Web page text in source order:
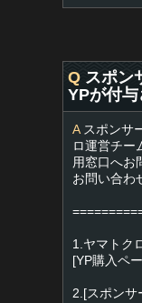
Q スポン
YPが付
Aスポンサ
ロ運営チー
用窓口へお
お問い合わ
1.ヤマトク
[YP購入ペ
2.[スポンサ